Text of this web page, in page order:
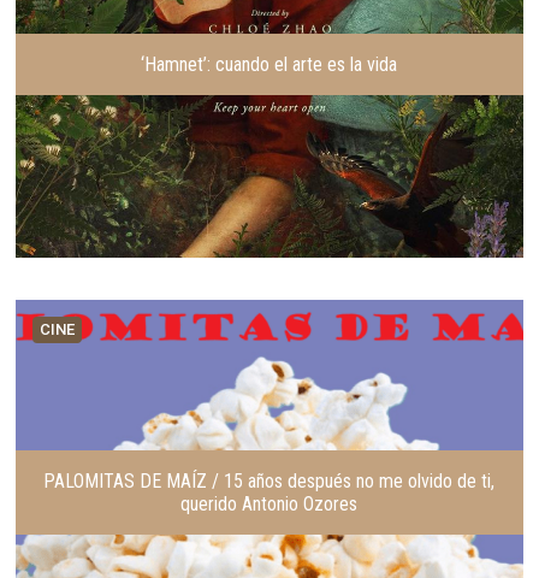
‘Hamnet’: cuando el arte es la vida
CINE
PALOMITAS DE MAÍZ / 15 años después no me olvido de ti,
querido Antonio Ozores